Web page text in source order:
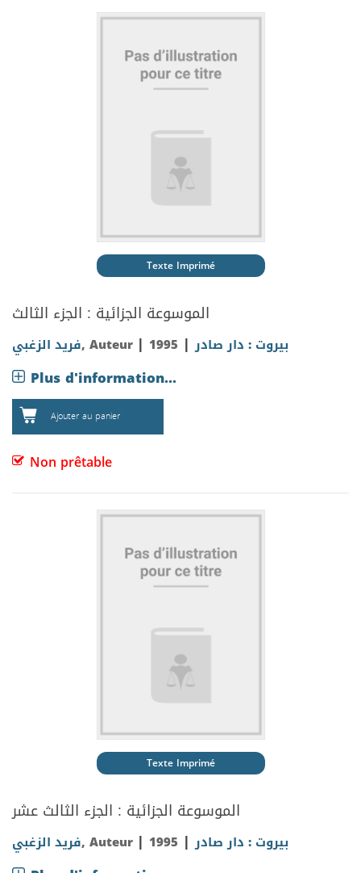
Texte Imprimé
الموسوعة الجزائية : الجزء الثالث
فريد الزغبي, Auteur | بيروت : دار صادر|
1995
Plus d'information...
Ajouter au panier
Non prêtable
Texte Imprimé
الموسوعة الجزائية : الجزء الثالث عشر
فريد الزغبي, Auteur | بيروت : دار صادر|
1995